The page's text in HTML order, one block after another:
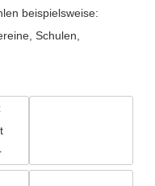
beispielsweise:
Schulen,